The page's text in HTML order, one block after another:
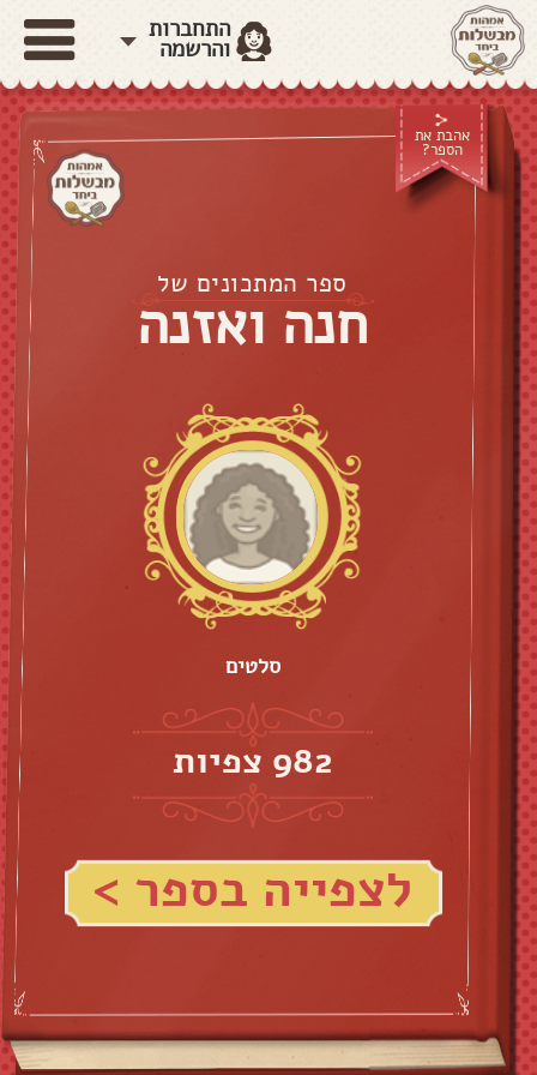
התחברות
והרשמה
אהבת את
הספר?
ספר המתכונים של
חנה ואזנה
סלטים
982 צפיות
לצפייה בספר >